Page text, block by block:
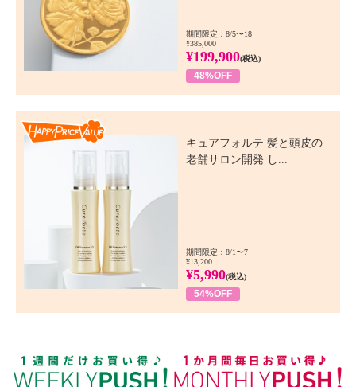
期間限定：8/5〜18
¥385,000
¥199,900(税込)
48%OFF
キュアフォルテ 髪と頭皮の
老舗サロン開発 し...
期間限定：8/1〜7
¥13,200
¥5,990(税込)
54%OFF